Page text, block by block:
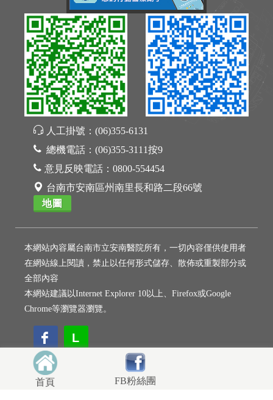
首頁 FB粉絲團
人工掛號： (06)355-6131
總機電話： (06)355-3111按9
意見反映電話： 0800-554454
台南市安南區州南里長和路二段66號
地圖
本網站內容屬台南市立安南醫院所有，一切內容僅供使用者
在網站線上閱讀，禁止以任何形式儲存、散佈或重製部分或
全部內容
本網站建議以Internet Explorer 10以上、Firefox或Google
Chrome等瀏覽器瀏覽。
L